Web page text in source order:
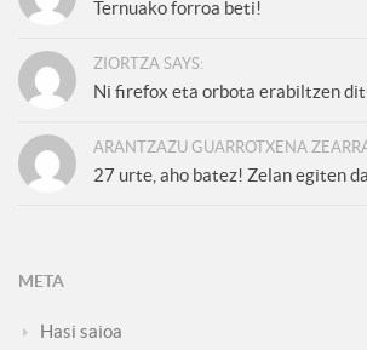
Ternuako forroa beti!
ZIORTZA SAYS:
Ni firefox eta orbota erabiltzen
ARANTZAZU GUARROTXENA
27 urte, aho batez! Zelan egiten
META
Hasi saioa